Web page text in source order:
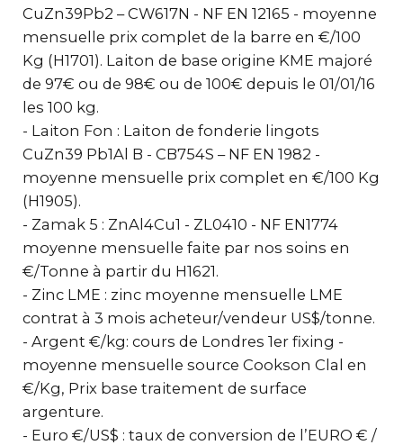
CuZn39Pb2 – CW617N - NF EN 12165 - moyenne
mensuelle prix complet de la barre en €/100
Kg (H1701). Laiton de base origine KME majoré
de 97€ ou de 98€ ou de 100€ depuis le 01/01/16
les 100 kg.
- Laiton Fon : Laiton de fonderie lingots
CuZn39 Pb1Al B - CB754S – NF EN 1982 -
moyenne mensuelle prix complet en €/100 Kg
(H1905).
- Zamak 5 : ZnAl4Cu1 - ZL0410 - NF EN1774
moyenne mensuelle faite par nos soins en
€/Tonne à partir du H1621.
- Zinc LME : zinc moyenne mensuelle LME
contrat à 3 mois acheteur/vendeur US$/tonne.
- Argent €/kg: cours de Londres 1er fixing -
moyenne mensuelle source Cookson Clal en
€/Kg, Prix base traitement de surface
argenture.
- Euro €/US$ : taux de conversion de l’EURO € /